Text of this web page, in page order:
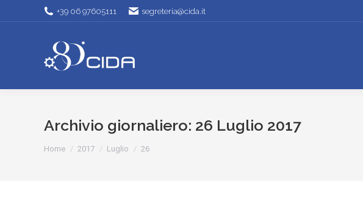
+39 06 97605111 segreteria@cida.it
Archivio giornaliero: 26 Luglio 2017
Tu sei qui:
Home 2017 Luglio 26